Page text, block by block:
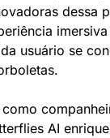
dessa
usuário se
AI